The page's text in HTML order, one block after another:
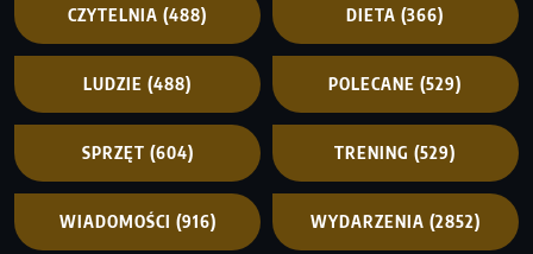
CZYTELNIA (488) DIETA (366)
LUDZIE (488) POLECANE (529)
SPRZĘT (604) TRENING (529)
WIADOMOŚCI (916) WYDARZENIA (2852)